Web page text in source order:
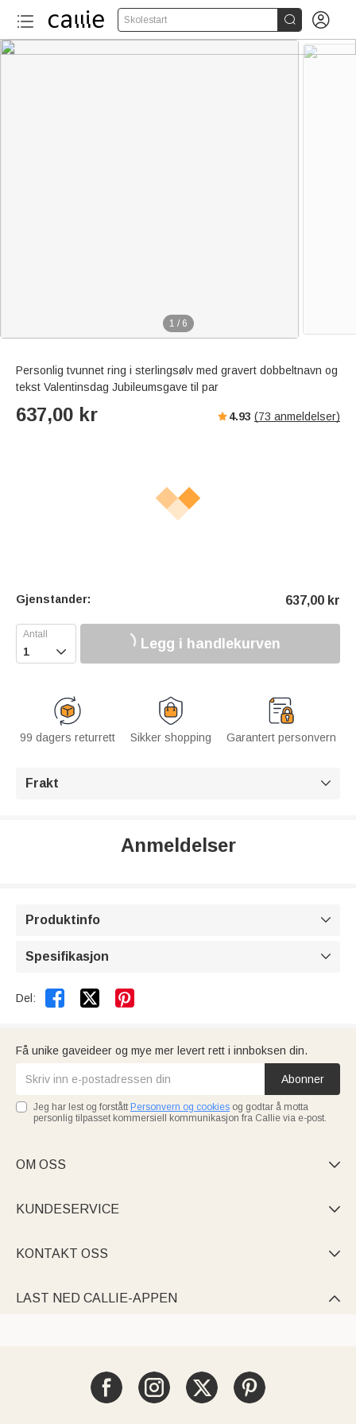
Skolestart  
1 / 6
Personlig tvunnet ring i sterlingsølv med gravert dobbeltnavn og
tekst Valentinsdag Jubileumsgave til par
637,00 kr 4.93 (73 anmeldelser)
Gjenstander: 637,00 kr
 Legg i handlekurven
99 dagers returrett Sikker shopping Garantert personvern
Frakt 
Anmeldelser
Produktinfo 
Spesifikasjon 
Del:  
Få unike gaveideer og mye mer levert rett i innboksen din.
Abonner
Jeg har lest og forstått Personvern og cookies og godtar å motta
personlig tilpasset kommersiell kommunikasjon fra Callie via e-post.
OM OSS 
KUNDESERVICE 
KONTAKT OSS 
LAST NED CALLIE-APPEN 